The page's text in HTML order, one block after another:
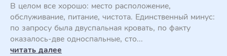
В целом все хорошо: место расположение,
обслуживание, питание, чистота. Единственный минус:
по запросу была двуспальная кровать, по факту
оказалось-две односпальные, сто...
читать далее